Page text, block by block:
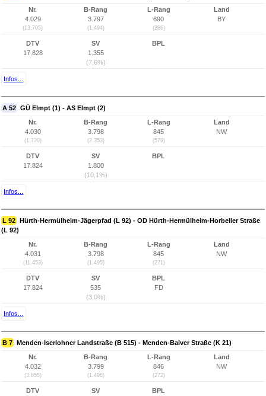
Nr.
4.029
(13.705)
B-Rang
3.797
(1.494)
L-Rang
690
(286)
Land
BY
DTV
17.828
SV
1.355
(7,6%)
BPL
Infos...
A 52 GÜ Elmpt (1) - AS Elmpt (2)
Nr.
4.030
(1.720)
B-Rang
3.798
(2.353)
L-Rang
845
(579)
Land
NW
DTV
17.824
SV
1.800
(10,1%)
BPL
Infos...
L 92 Hürth-Hermülheim-Jägerpfad (L 92) - OD Hürth-Hermülheim-Horbeller Straße
(L 92)
Nr.
4.031
(11.453)
B-Rang
3.798
(1.495)
L-Rang
845
(271)
Land
NW
DTV
17.824
SV
535
(3,0%)
BPL
FD
Infos...
B 7 Menden-Iserlohner Landstraße (B 515) - Menden-Balver Straße (K 21)
Nr.
4.032
(3.855)
B-Rang
3.799
(1.496)
L-Rang
846
(272)
Land
NW
DTV SV BPL